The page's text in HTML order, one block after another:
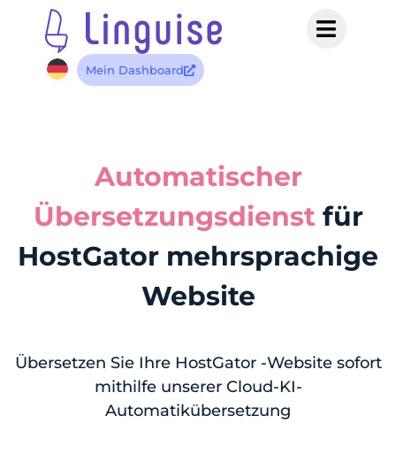
Mein Dashboard
Automatischer
Übersetzungsdienstfür
HostGator mehrsprachige
Website
Übersetzen Sie Ihre HostGator -Website sofort
mithilfe unserer Cloud-KI-
Automatikübersetzung